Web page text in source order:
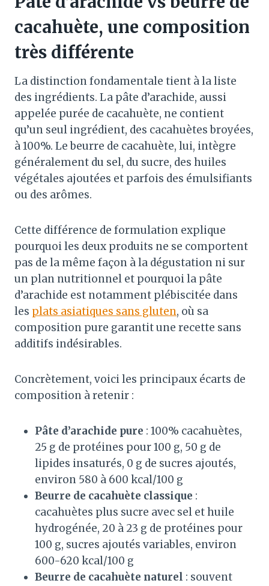
cacahuète, une composition
très différente
La distinction fondamentale tient à la liste
des ingrédients. La pâte d’arachide, aussi
appelée purée de cacahuète, ne contient
qu’un seul ingrédient, des cacahuètes broyées,
à 100%. Le beurre de cacahuète, lui, intègre
généralement du sel, du sucre, des huiles
végétales ajoutées et parfois des émulsifiants
ou des arômes.
Cette différence de formulation explique
pourquoi les deux produits ne se comportent
pas de la même façon à la dégustation ni sur
un plan nutritionnel et pourquoi la pâte
d’arachide est notamment plébiscitée dans
les plats asiatiques sans gluten, où sa
composition pure garantit une recette sans
additifs indésirables.
Concrètement, voici les principaux écarts de
composition à retenir :
Pâte d’arachide pure : 100% cacahuètes,
25 g de protéines pour 100 g, 50 g de
lipides insaturés, 0 g de sucres ajoutés,
environ 580 à 600 kcal/100 g
Beurre de cacahuète classique :
cacahuètes plus sucre avec sel et huile
hydrogénée, 20 à 23 g de protéines pour
100 g, sucres ajoutés variables, environ
600-620 kcal/100 g
Beurre de cacahuète naturel : souvent